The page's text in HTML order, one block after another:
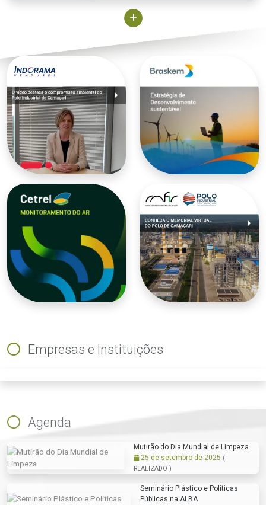
Empresas e Instituições
Agenda
Mutirão do Dia Mundial de Limpeza
25 de setembro de 2025 (
REALIZADO )
Seminário Plástico e Políticas
Públicas na ALBA